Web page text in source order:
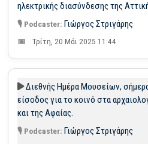
ηλεκτρικής διασύνδεσης της
Γιώργος Στριγάρης
Τρίτη, 20 Μάι 2025 11:44
Διεθνής Ημέρα Μουσείων,
είσοδος για το κοινό στα
και της Αφαίας.
Γιώργος Στριγάρης